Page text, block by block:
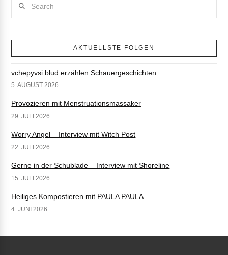
AKTUELLSTE FOLGEN
vchepyvsi blud erzählen Schauergeschichten
5. AUGUST 2026
Provozieren mit Menstruationsmassaker
29. JULI 2026
Worry Angel – Interview mit Witch Post
22. JULI 2026
Gerne in der Schublade – Interview mit Shoreline
15. JULI 2026
Heiliges Kompostieren mit PAULA PAULA
4. JUNI 2026